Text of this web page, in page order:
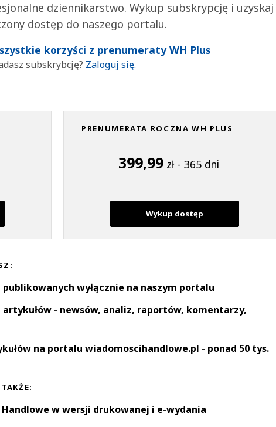
dziennikarstwo. Wykup subskrypcję i uzyskaj
dostęp do naszego portalu.
korzyści z prenumeraty WH Plus
subskrybcję? Zaloguj się.
PRENUMERATA ROCZNA WH PLUS
399,99 zł - 365 dni
Wykup dostęp
wyłącznie na naszym portalu
- newsów, analiz, raportów, komentarzy,
na portalu wiadomoscihandlowe.pl - ponad 50 tys.
w wersji drukowanej i e-wydania